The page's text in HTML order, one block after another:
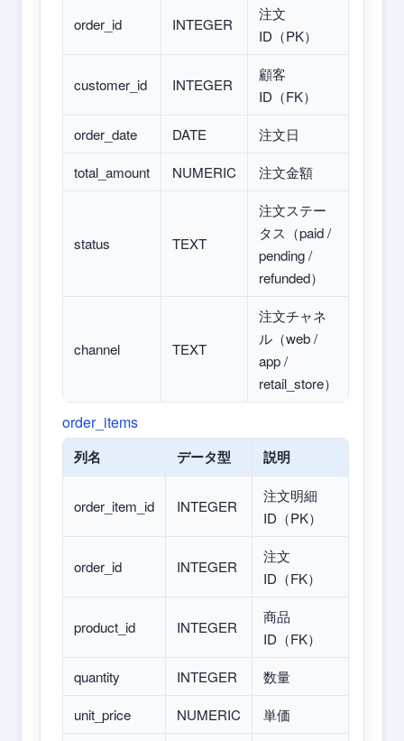
order_id INTEGER
注文
ID（PK）
customer_id INTEGER
顧客
ID（FK）
order_date
DATE
注文日
total_amount
NUMERIC 注文金額
status TEXT
注文ステー
タス（paid /
pending /
refunded）
channel TEXT
注文チャネ
ル（web /
app /
retail_store）
order_items
列名 データ型 説明
order_item_id INTEGER
注文明細
ID（PK）
order_id INTEGER
注文
ID（FK）
product_id INTEGER
商品
ID（FK）
quantity
INTEGER
数量
unit_price
NUMERIC 単価